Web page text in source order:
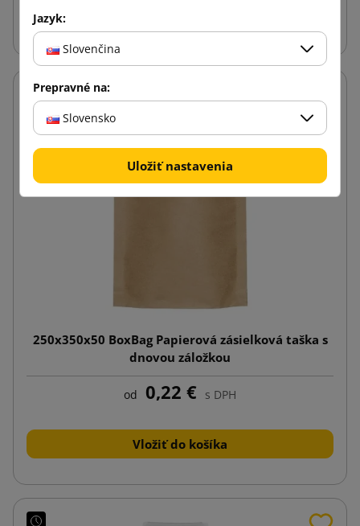
250x350x50 BoxBag Papierová zásielková taška s
dnovou záložkou
od 0,22 € s DPH
Vložiť do košíka
Jazyk:
Slovenčina
Prepravné na:
Slovensko
Uložiť nastavenia